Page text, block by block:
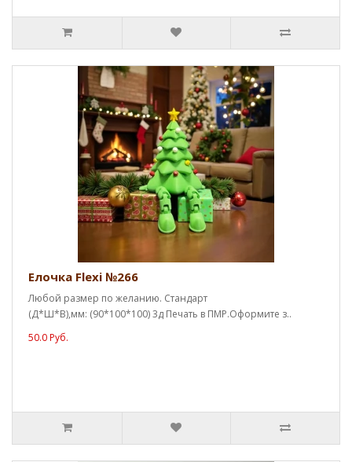
Елочка Flexi №266
Любой размер по желанию. Стандарт
(Д*Ш*В),мм: (90*100*100) 3д Печать в ПМР.Оформите з..
50.0 Руб.